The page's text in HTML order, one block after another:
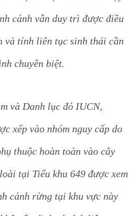
cảnh vẫn duy trì được điều
và tính liên tục sinh thái cần
chuyên biệt.
và Danh lục đỏ IUCN,
xếp vào nhóm nguy cấp do
thuộc hoàn toàn vào cây
tại Tiểu khu 649 được xem
cảnh rừng tại khu vực này